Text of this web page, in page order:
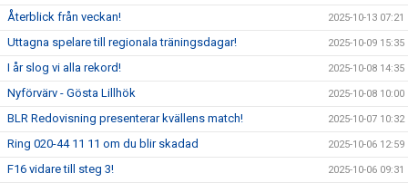
Återblick från veckan! 2025-10-13 07:21
Uttagna spelare till regionala träningsdagar! 2025-10-09 15:35
I år slog vi alla rekord! 2025-10-08 14:35
Nyförvärv - Gösta Lillhök 2025-10-08 10:00
BLR Redovisning presenterar kvällens match! 2025-10-07 10:32
Ring 020-44 11 11 om du blir skadad 2025-10-06 12:59
F16 vidare till steg 3! 2025-10-06 09:31